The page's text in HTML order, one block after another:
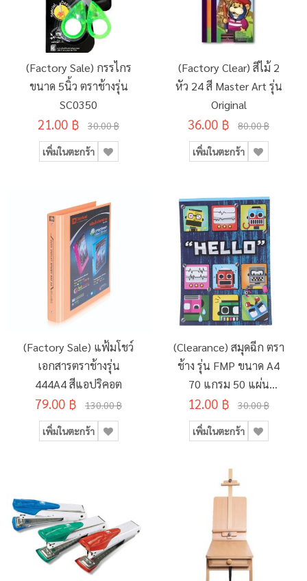
(Factory Sale) กรรไกร
ขนาด 5นิ้ว ตราช้างรุ่น
SC0350
21.00 ฿ 30.00 ฿
เพิ่มในตะกร้า
(Factory Clear) สีไม้ 2
หัว 24 สี Master Art รุ่น
Original
36.00 ฿ 80.00 ฿
เพิ่มในตะกร้า
(Factory Sale) แฟ้มโชว์
เอกสารตราช้างรุ่น
444A4 สีแอปริคอต
79.00 ฿ 130.00 ฿
เพิ่มในตะกร้า
(Clearance) สมุดฉีก ตรา
ช้าง รุ่น FMP ขนาด A4
70 แกรม 50 แผ่น
(SD134495)
12.00 ฿ 30.00 ฿
เพิ่มในตะกร้า